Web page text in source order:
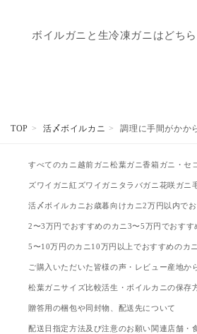
ボイルガニと生冷凍ガニはどち
TOP 活〆ボイルカニ 調理に手間がかか
すべてのカニ 越前ガニ松葉ガニ香箱ガニ・セ
ズワイガニ 紅ズワイガニ タラバガニ 花咲ガニ
活〆ボイルカニ お歳暮向けカニ2万円以内で
2〜3万円でおすすめのカニ 3〜5万円でおすす
5〜10万円のカニ 10万円以上でおすすめのカニ
ご購入いただいた皆様の声・レビュー産地か
松葉ガニサイズ比較活生・ボイルカニの保存
贈答用の梱包や同封物、配送先について
配送日指定方法及び注意のお願い関連店舗・